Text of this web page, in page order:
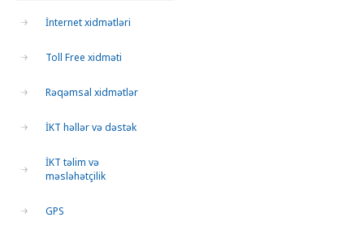
İnternet xidmətləri
Toll Free xidməti
Rəqəmsal xidmətlər
İKT həllər və dəstək
İKT təlim və
məsləhətçilik
GPS